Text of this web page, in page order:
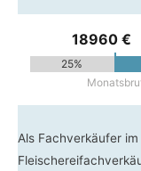
18960 €
25%
Als Fachverkäufer im